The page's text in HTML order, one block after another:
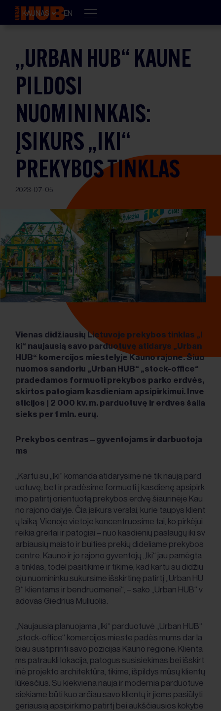
KAUNAS EN
„URBAN HUB“ KAUNE
PILDOSI
NUOMININKAIS:
ĮSIKURS „IKI“
PREKYBOS TINKLAS
2023-07-05
Vienas didžiausių Lietuvoje prekybos tinklas „I
ki“ naujausią savo parduotuvę atidarys „Urban
HUB“ komercijos miestelyje Kauno rajone. Šiuo
nuomos sandoriu „Urban HUB“ „stock-office“
pradedamos formuoti prekybos parko erdvės,
skirtos patogiam kasdieniam apsipirkimui. Inve
sticijos į 2 000 kv. m. parduotuvę ir erdves šalia
sieks per 1 mln. eurų.
Prekybos centras – gyventojams ir darbuotoja
ms
„Kartu su „Iki“ komanda atidarysime ne tik naują pard
uotuvę, bet ir pradėsime formuoti į kasdienę apsipirk
imo patirtį orientuotą prekybos erdvę šiaurinėje Kau
no rajono dalyje. Čia įsikurs verslai, kurie taupys klient
ų laiką. Vienoje vietoje koncentruosime tai, ko pirkėjui
reikia greitai ir patogiai – nuo kasdienių paslaugų iki sv
arbiausių maisto ir buities prekių dideliame prekybos
centre. Kauno ir jo rajono gyventojų „Iki“ jau pamėgta
s tinklas, todėl pasitikime ir tikime, kad kartu su didžiu
oju nuomininku sukursime išskirtinę patirtį „Urban HU
B“ klientams ir bendruomenei“, – sako „Urban HUB“ v
adovas Giedrius Muliuolis.
„Naujausia planuojama „Iki“ parduotuvė „Urban HUB“
„stock-office“ komercijos mieste padės mums dar la
biau sustiprinti savo pozicijas Kauno regione. Klienta
ms patraukli lokacija, patogus susisiekimas bei išskirt
inė projekto architektūra, tikime, išpildys mūsų klientų
lūkesčius. Su kiekviena nauja ir modernia parduotuve
siekiame būti kuo arčiau savo klientų ir jiems pasiūlyti
geriausią apsipirkimo patirtį bei aukščiausios kokybė